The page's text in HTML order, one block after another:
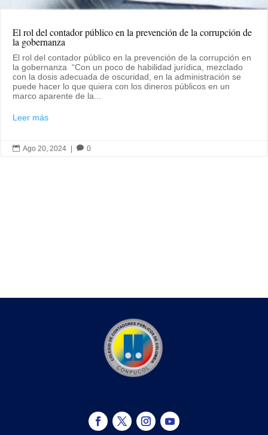
El rol del contador público en la prevención de la corrupción de
la gobernanza
El rol del contador público en la prevención de la corrupción en
la gobernanza “Con un poco de habilidad jurídica, mezclado
con la dosis adecuada de oscuridad, en la administración se
puede hacer lo que quiera con los dineros públicos en un
marco aparente de la...
Leer más
 Ago 20, 2024 |  0